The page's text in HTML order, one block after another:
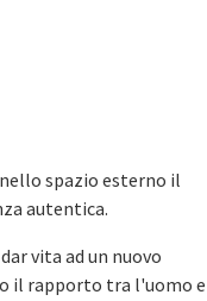
spazio esterno il
autentica.
vita ad un nuovo
il rapporto tra l'uomo e